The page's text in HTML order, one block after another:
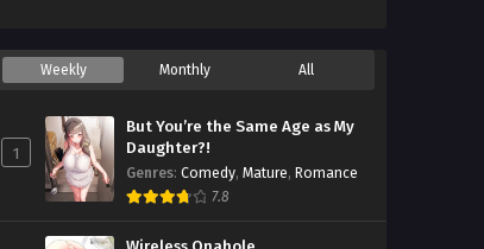
Weekly Monthly All
1
But You’re the Same Age as My
Daughter?!
Genres: Comedy, Mature, Romance
7.8